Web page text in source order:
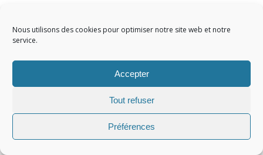
Nous utilisons des cookies pour optimiser notre site web et notre
service.
Accepter
Tout refuser
Préférences
sécurité routière. Pour cela, il y a le site internet
centre agréé le dossier du demandeur.
Copyright 2022